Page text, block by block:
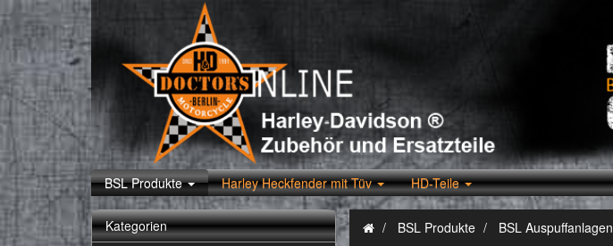
BSL Produkte Harley Heckfender mit Tüv HD-Teile
BSL Produkte BSL Auspuffanlagen
Kategorien